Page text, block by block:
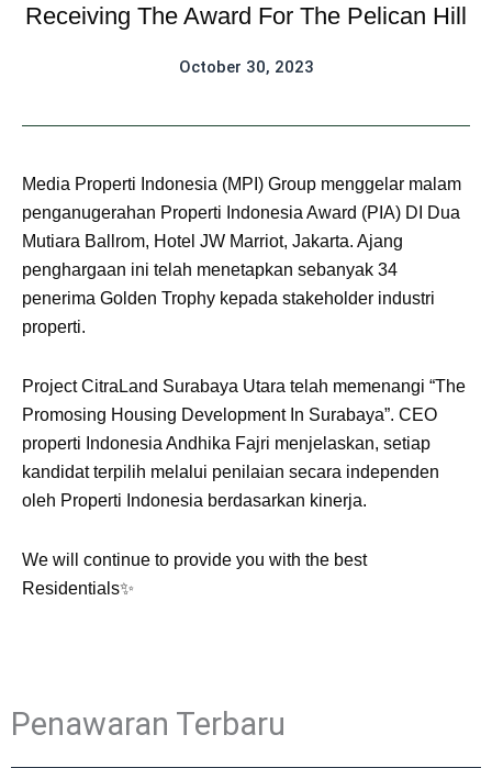
Receiving The Award For The Pelican Hill
October 30, 2023
Media Properti Indonesia (MPI) Group menggelar malam
penganugerahan Properti Indonesia Award (PIA) DI Dua
Mutiara Ballrom, Hotel JW Marriot, Jakarta. Ajang
penghargaan ini telah menetapkan sebanyak 34
penerima Golden Trophy kepada stakeholder industri
properti.
Project CitraLand Surabaya Utara telah memenangi “The
Promosing Housing Development In Surabaya”. CEO
properti Indonesia Andhika Fajri menjelaskan, setiap
kandidat terpilih melalui penilaian secara independen
oleh Properti Indonesia berdasarkan kinerja.
We will continue to provide you with the best
Residentials✨
Penawaran Terbaru